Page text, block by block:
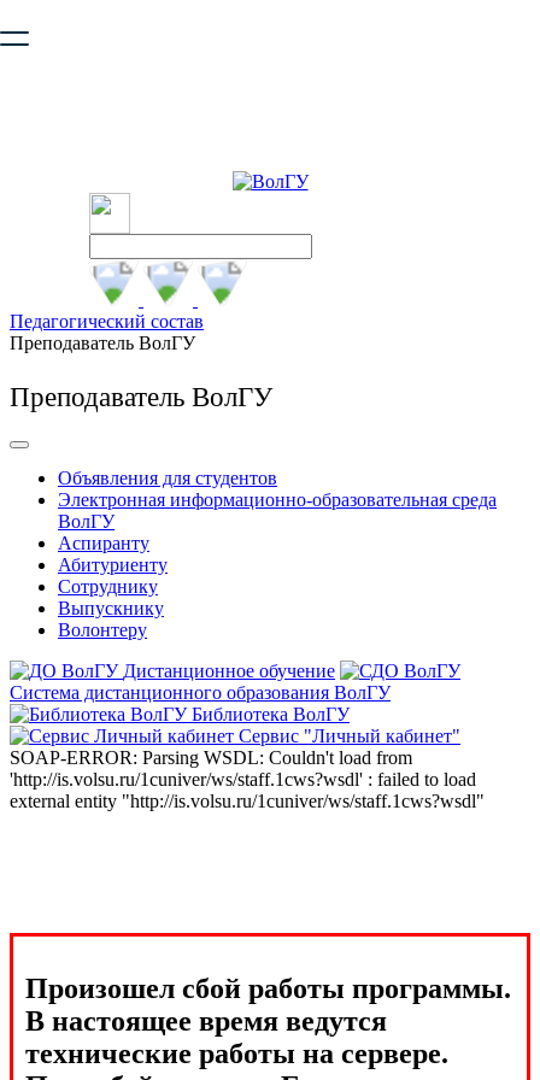
безопасную работу с сайтом. Пожалуйста
Педагогический состав
Преподаватель ВолГУ
Преподаватель ВолГУ
Объявления для студентов
Электронная информационно-образовательная среда
ВолГУ
Аспиранту
Абитуриенту
Сотруднику
Выпускнику
Волонтеру
Дистанционное обучение
Система дистанционного образования ВолГУ
Библиотека ВолГУ
Сервис "Личный кабинет"
SOAP-ERROR: Parsing WSDL: Couldn't load from
'http://is.volsu.ru/1cuniver/ws/staff.1cws?wsdl' : failed to load
external entity "http://is.volsu.ru/1cuniver/ws/staff.1cws?wsdl"
Произошел сбой работы программы.
В настоящее время ведутся
технические работы на сервере.